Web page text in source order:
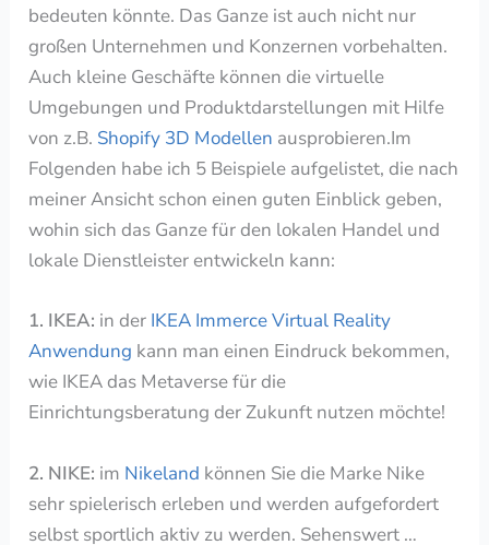
bedeuten könnte. Das Ganze ist auch nicht nur
großen Unternehmen und Konzernen vorbehalten.
Auch kleine Geschäfte können die virtuelle
Umgebungen und Produktdarstellungen mit Hilfe
von z.B. Shopify 3D Modellen ausprobieren.Im
Folgenden habe ich 5 Beispiele aufgelistet, die nach
meiner Ansicht schon einen guten Einblick geben,
wohin sich das Ganze für den lokalen Handel und
lokale Dienstleister entwickeln kann:
1. IKEA: in der IKEA Immerce Virtual Reality
Anwendung kann man einen Eindruck bekommen,
wie IKEA das Metaverse für die
Einrichtungsberatung der Zukunft nutzen möchte!
2. NIKE: im Nikeland können Sie die Marke Nike
sehr spielerisch erleben und werden aufgefordert
selbst sportlich aktiv zu werden. Sehenswert …